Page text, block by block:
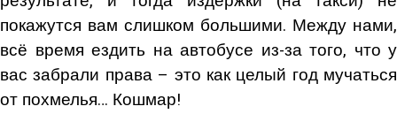
покажутся вам слишком большими. Между нами,
всё время ездить на автобусе из-за того, что у
вас забрали права – это как целый год мучаться
от похмелья… Кошмар!